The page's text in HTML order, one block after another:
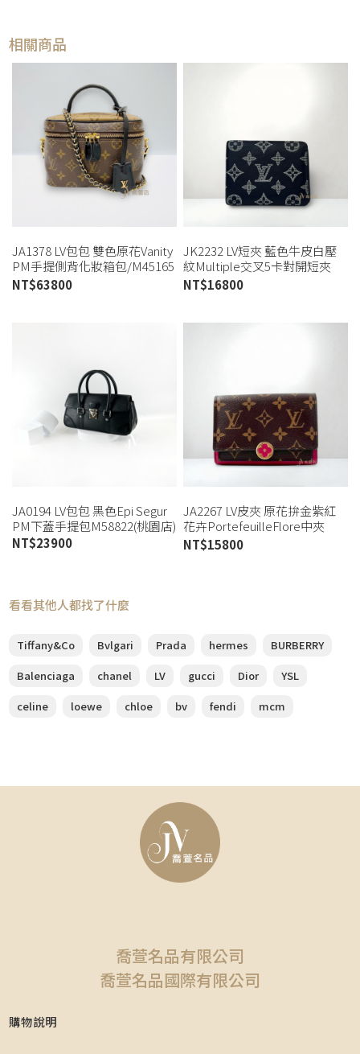
相關商品
JA1378 LV包包 雙色原花Vanity
PM手提側背化妝箱包/M45165
(桃園店)
NT$63800
JK2232 LV短夾 藍色牛皮白壓
紋Multiple交叉5卡對開短夾
M83379(高雄店)
NT$16800
JA0194 LV包包 黑色Epi Segur
PM下蓋手提包M58822(桃園店)
NT$23900
JA2267 LV皮夾 原花拚金紫紅
花卉PortefeuilleFlore中夾
M64588 (桃園店)
NT$15800
看看其他人都找了什麼
Tiffany&Co Bvlgari Prada hermes
BURBERRY
Balenciaga
chanel LV gucci Dior
YSL
celine
loewe chloe bv fendi mcm
喬萱名品有限公司
喬萱名品國際有限公司
購物說明